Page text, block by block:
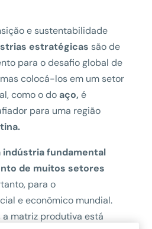
e sustentabilidade
estratégicas são de
para o desafio global de
colocá-los em um setor
como o do aço, é
para uma região
indústria fundamental
de muitos setores
para o
e econômico mundial.
a matriz produtiva está